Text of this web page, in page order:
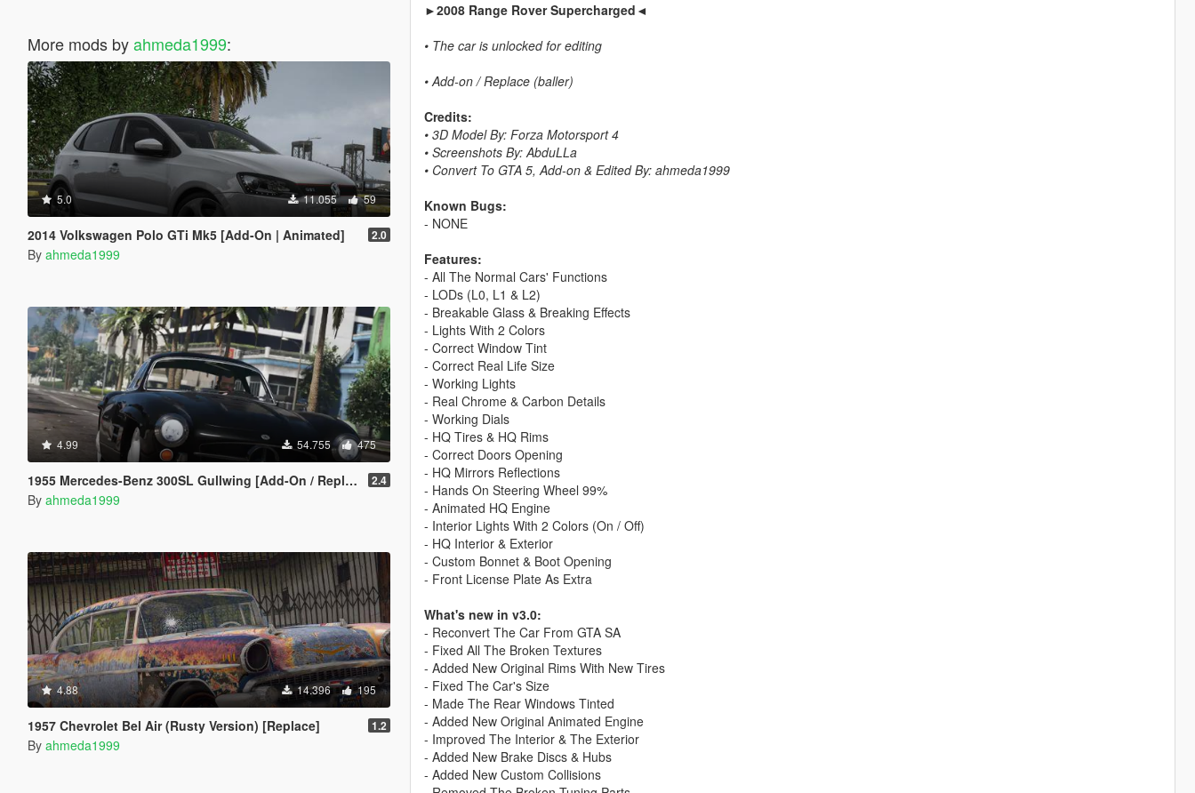
More mods byahmeda1999:
5.0 11.055 59
2014 Volkswagen Polo GTi Mk5 [Add-On | Animated] 2.0
By ahmeda1999
4.99 54.755 475
1955 Mercedes-Benz 300SL Gullwing [Add-On / Replace | Tuning] 2.4
By ahmeda1999
4.88 14.396 195
1957 Chevrolet Bel Air (Rusty Version) [Replace] 1.2
By ahmeda1999
►2008 Range Rover Supercharged◄
• The car is unlocked for editing
• Add-on / Replace (baller)
Credits:
• 3D Model By: Forza Motorsport 4
• Screenshots By: AbduLLa
• Convert To GTA 5, Add-on & Edited By: ahmeda1999
Known Bugs:
- NONE
Features:
- All The Normal Cars' Functions
- LODs (L0, L1 & L2)
- Breakable Glass & Breaking Effects
- Lights With 2 Colors
- Correct Window Tint
- Correct Real Life Size
- Working Lights
- Real Chrome & Carbon Details
- Working Dials
- HQ Tires & HQ Rims
- Correct Doors Opening
- HQ Mirrors Reflections
- Hands On Steering Wheel 99%
- Animated HQ Engine
- Interior Lights With 2 Colors (On / Off)
- HQ Interior & Exterior
- Custom Bonnet & Boot Opening
- Front License Plate As Extra
What's new in v3.0:
- Reconvert The Car From GTA SA
- Fixed All The Broken Textures
- Added New Original Rims With New Tires
- Fixed The Car's Size
- Made The Rear Windows Tinted
- Added New Original Animated Engine
- Improved The Interior & The Exterior
- Added New Brake Discs & Hubs
- Added New Custom Collisions